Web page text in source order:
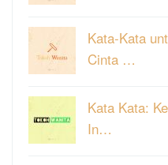
Kata-Kata
Cinta …
Kata Kata:
In…